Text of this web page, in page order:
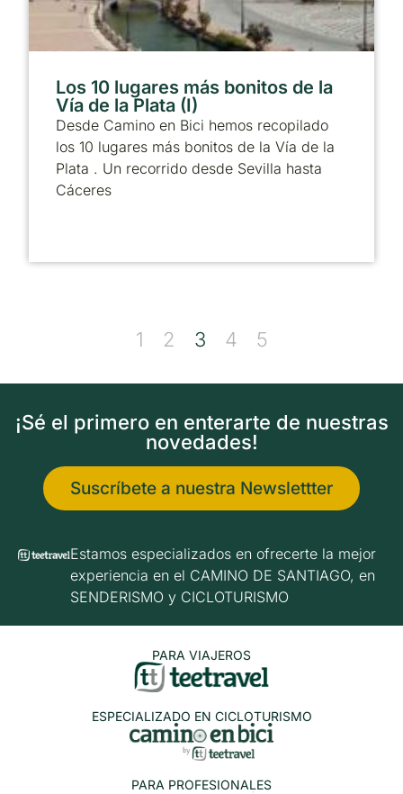
Los 10 lugares más bonitos de la
Vía de la Plata (I)
Desde Camino en Bici hemos recopilado
los 10 lugares más bonitos de la Vía de la
Plata . Un recorrido desde Sevilla hasta
Cáceres
1 2 3 4 5
¡Sé el primero en enterarte de nuestras
novedades!
Suscríbete a nuestra Newslettter
Estamos especializados en ofrecerte la mejor
experiencia en el CAMINO DE SANTIAGO, en
SENDERISMO y CICLOTURISMO
PARA VIAJEROS
ESPECIALIZADO EN CICLOTURISMO
PARA PROFESIONALES